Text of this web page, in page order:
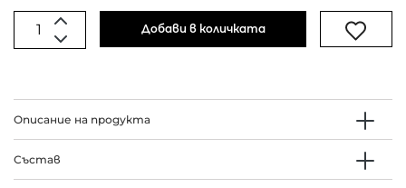
Добави в количката
Описание на продукта
Състав